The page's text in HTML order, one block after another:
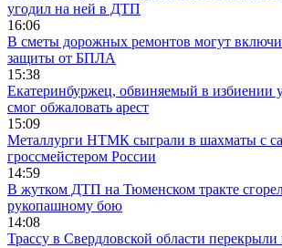
угодил на ней в ДТП
16:06
В сметы дорожных ремонтов могут
защиты от БПЛА
15:38
Екатеринбуржец, обвиняемый в избиении
смог обжаловать арест
15:09
Металлурги НТМК сыграли в шахматы с
гроссмейстером России
14:59
В жутком ДТП на Тюменском тракте
рукопашному бою
14:08
Трассу в Свердловской области перекрыли